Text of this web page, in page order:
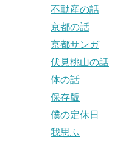
不動産の話
京都の話
京都サンガ
伏見桃山の話
体の話
保存版
僕の定休日
我思ふ